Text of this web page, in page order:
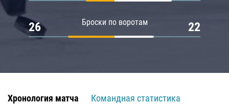
Броски по воротам
26 22
Хронология матча
Командная статистика